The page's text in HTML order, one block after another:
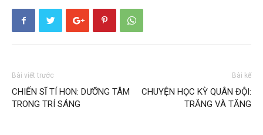
Bài viết trước
CHIẾN SĨ TÍ HON: DƯỠNG TÂM
TRONG TRÍ SÁNG
Bài kế
CHUYỆN HỌC KỲ QUÂN ĐỘI:
TRĂNG VÀ TĂNG